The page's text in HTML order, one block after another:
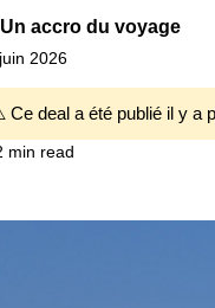
Un accro du voyage
2026
Ce deal a été publié il y a
min read